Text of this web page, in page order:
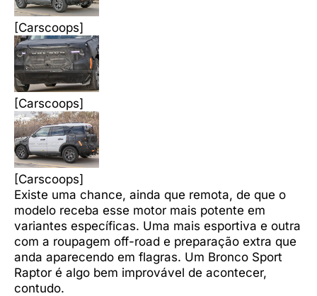
[Carscoops]
[Carscoops]
[Carscoops]
Existe uma chance, ainda que remota, de que o
modelo receba esse motor mais potente em
variantes específicas. Uma mais esportiva e outra
com a roupagem off-road e preparação extra que
anda aparecendo em flagras. Um Bronco Sport
Raptor é algo bem improvável de acontecer,
contudo.